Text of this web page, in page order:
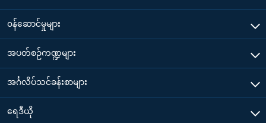
၀န်ဆောင်မှုများ
အပတ်စဉ်ကဏ္ဍများ
အင်္ဂလိပ်သင်ခန်းစာများ
ရေဒီယို